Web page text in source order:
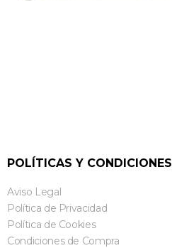
POLÍTICAS Y CONDICIONES
Aviso Legal
Política de Privacidad
Política de Cookies
Condiciones de Compra